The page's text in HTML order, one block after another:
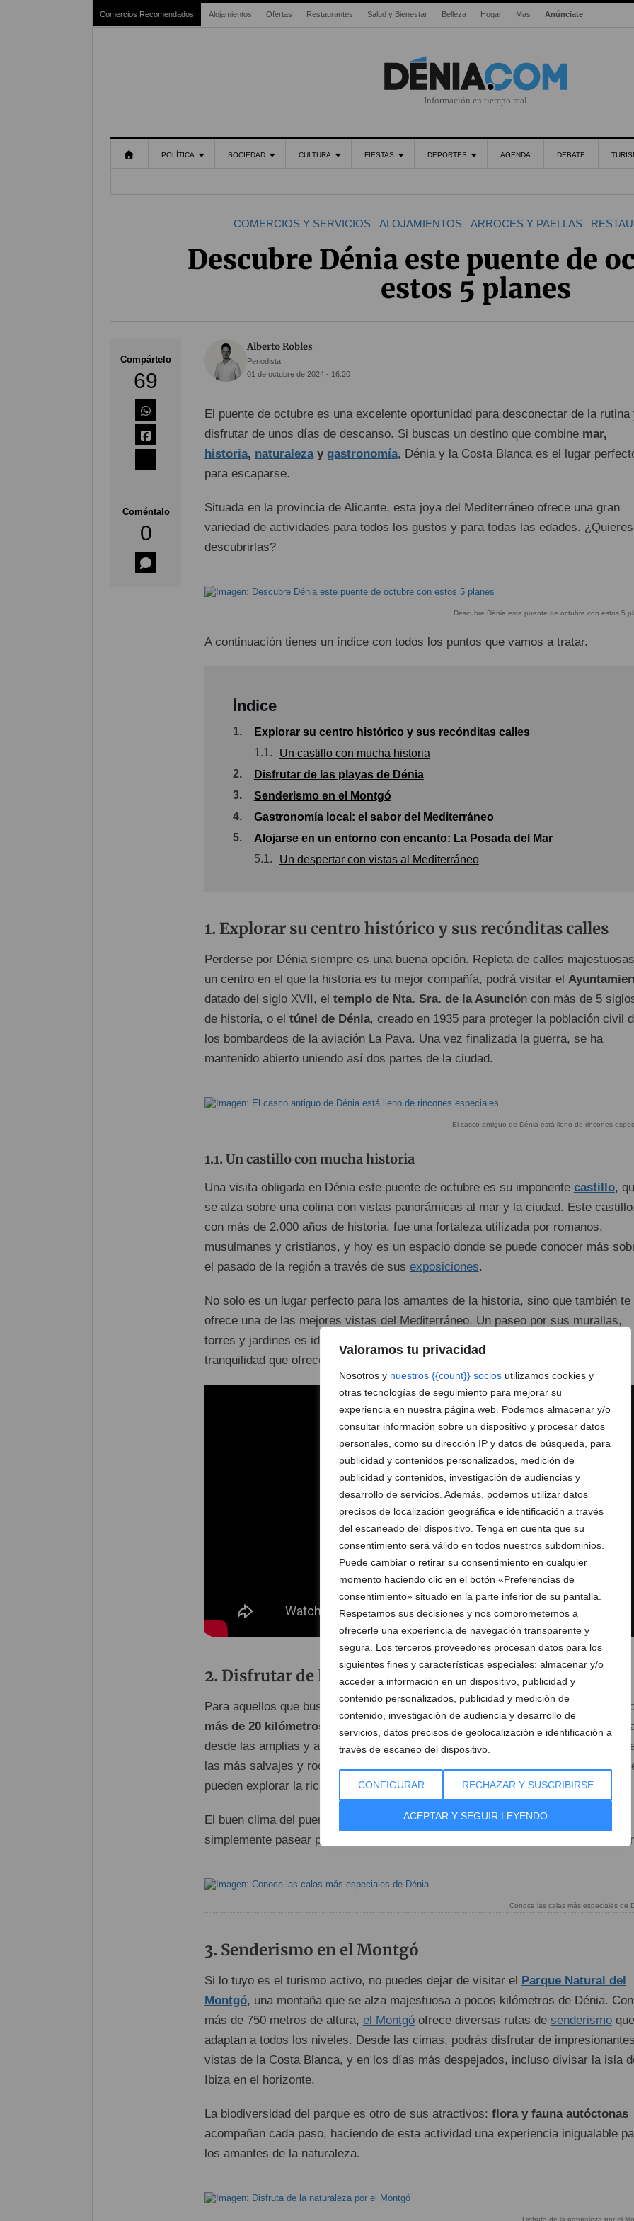
Valoramos tu privacidad
Nosotros y nuestros {{count}} socios utilizamos cookies y
otras tecnologías de seguimiento para mejorar su
experiencia en nuestra página web. Podemos almacenar y/o
consultar información sobre un dispositivo y procesar datos
personales, como su dirección IP y datos de búsqueda, para
publicidad y contenidos personalizados, medición de
publicidad y contenidos, investigación de audiencias y
desarrollo de servicios. Además, podemos utilizar datos
precisos de localización geográfica e identificación a través
del escaneado del dispositivo. Tenga en cuenta que su
consentimiento será válido en todos nuestros subdominios.
Puede cambiar o retirar su consentimiento en cualquier
momento haciendo clic en el botón «Preferencias de
consentimiento» situado en la parte inferior de su pantalla.
Respetamos sus decisiones y nos comprometemos a
ofrecerle una experiencia de navegación transparente y
segura. Los terceros proveedores procesan datos para los
siguientes fines y características especiales: almacenar y/o
acceder a información en un dispositivo, publicidad y
contenido personalizados, publicidad y medición de
contenido, investigación de audiencia y desarrollo de
servicios, datos precisos de geolocalización e identificación a
través de escaneo del dispositivo.
CONFIGURAR RECHAZAR Y SUSCRIBIRSE
ACEPTAR Y SEGUIR LEYENDO
Comercios Recomendados Alojamientos Ofertas Restaurantes Salud y Bienestar Belleza Hogar Más Anúnciate
Información en tiempo real
POLÍTICA SOCIEDAD CULTURA FIESTAS DEPORTES AGENDA DEBATE
COMERCIOS Y SERVICIOS- ALOJAMIENTOS- ARROCES Y PAELLAS-
Descubre Dénia este puente de
estos 5 planes
Compártelo
69
Coméntalo
0
Alberto Robles
Periodista
01 de octubre de 2024 - 16:20
El puente de octubre es una excelente oportunidad para desconectar de la rutina
disfrutar de unos días de descanso. Si buscas un destino que combine mar,
historia, naturalezay gastronomía, Dénia y la Costa Blanca es el lugar
para escaparse.
Situada en la provincia de Alicante, esta joya del Mediterráneo ofrece una gran
variedad de actividades para todos los gustos y para todas las edades. ¿Quieres
descubrirlas?
Descubre Dénia este puente de octubre con estos 5
A continuación tienes un índice con todos los puntos que vamos a tratar.
Índice
1.
Explorar su centro histórico y sus recónditas calles
1.1.
Un castillo con mucha historia
2.
Disfrutar de las playas de Dénia
3.
Senderismo en el Montgó
4.
Gastronomía local: el sabor del Mediterráneo
5.
Alojarse en un entorno con encanto: La Posada del Mar
5.1.
Un despertar con vistas al Mediterráneo
Explorar su centro histórico y sus recónditas calles
Perderse por Dénia siempre es una buena opción. Repleta de calles
un centro en el que la historia es tu mejor compañía, podrá visitar el
datado del siglo XVII, el templo de Nta. Sra. de la Asunción con más de 5
de historia, o el túnel de Dénia, creado en 1935 para proteger la población civil
los bombardeos de la aviación La Pava. Una vez finalizada la guerra, se ha
mantenido abierto uniendo así dos partes de la ciudad.
El casco antiguo de Dénia está lleno de rincones
Un castillo con mucha historia
Una visita obligada en Dénia este puente de octubre es su imponente castillo,
se alza sobre una colina con vistas panorámicas al mar y la ciudad. Este castillo,
con más de 2.000 años de historia, fue una fortaleza utilizada por romanos,
musulmanes y cristianos, y hoy es un espacio donde se puede conocer más
el pasado de la región a través de sus exposiciones.
No solo es un lugar perfecto para los amantes de la historia, sino que también te
ofrece una de las mejores vistas del Mediterráneo. Un paseo por sus murallas,
torres y jardines es ideal para quienes desean disfrutar de la naturaleza y la
tranquilidad que ofrece este entorno único.
Disfrutar de las playas de Dénia
Para aquellos que buscan relajarse, lasplayasde Dénia son el lugar perfecto.
más de 20 kilómetros
de costa, la ciudad cuenta con una gran variedad de
desde las amplias y arenosas playas deLes Marines , perfectas para familias,
las más salvajes y rocosas playas deLes Rotes, donde los aficionados al
pueden explorar la rica vida marina.
El buen clima del puente de octubre permite disfrutar de un baño refrescante o
simplemente pasear por la orilla del mar, disfrutando de la suave brisa
Conoce las calas más especiales de
Senderismo en el Montgó
Si lo tuyo es el turismo activo, no puedes dejar de visitar el
Parque Natural del
Montgó, una montaña que se alza majestuosa a pocos kilómetros de Dénia. Con
más de 750 metros de altura, el Montgóofrece diversas rutas de senderismo
adaptan a todos los niveles. Desde las cimas, podrás disfrutar de impresionantes
vistas de la Costa Blanca, y en los días más despejados, incluso divisar la isla
Ibiza en el horizonte.
La biodiversidad del parque es otro de sus atractivos: flora y fauna autóctonas
acompañan cada paso, haciendo de esta actividad una experiencia inigualable
los amantes de la naturaleza.